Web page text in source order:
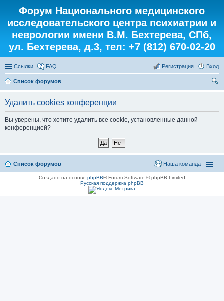
Форум Национального медицинского
исследовательского центра психиатрии и
неврологии имени В.М. Бехтерева, СПб,
ул. Бехтерева, д.3, тел: +7 (812) 670-02-20
Ссылки FAQ Вход
Регистрация
Список форумов
Удалить cookies конференции
Вы уверены, что хотите удалить все cookie, установленные данной
конференцией?
Список форумов Наша команда
Создано на основе phpBB® Forum Software © phpBB Limited
Русская поддержка phpBB